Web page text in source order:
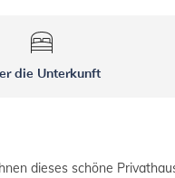
die Unterkunft
dieses schöne